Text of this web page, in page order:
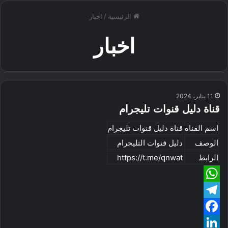
الرئيسية / اخبار
اخبار
11 يناير، 2024
قناة دليل قنوات تليجرام
اسم القناة قناة دليل قنوات تليجرام
الوصف
دليل قنوات التليجرام
الرابط
https://t.me/qnwat
W
h
a
T
eF